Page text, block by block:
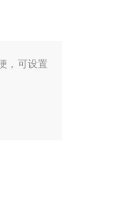
，可设置